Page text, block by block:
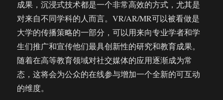
成果，沉浸式技术都是一个非常高效的方式，尤其是
对来自不同学科的人而言。VR/AR/MR可以被看做是
大学的传播策略的一部分，可以用来向专业学者和学
生们推广和宣传他们最具创新性的研究和教育成果。
随着在高等教育领域对社交媒体的应用逐渐成为常
态，这将会为公众的在线参与增加一个全新的可互动
的维度。